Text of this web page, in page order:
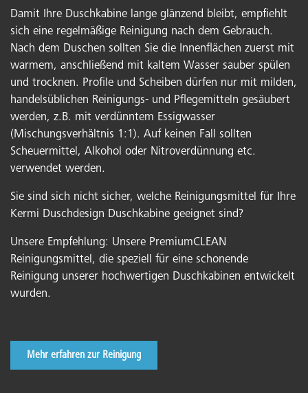
Damit Ihre Duschkabine lange glänzend bleibt, empfiehlt
sich eine regelmäßige Reinigung nach dem Gebrauch.
Nach dem Duschen sollten Sie die Innenflächen zuerst mit
warmem, anschließend mit kaltem Wasser sauber spülen
und trocknen. Profile und Scheiben dürfen nur mit milden,
handelsüblichen Reinigungs- und Pflegemitteln gesäubert
werden, z.B. mit verdünntem Essigwasser
(Mischungsverhältnis 1:1). Auf keinen Fall sollten
Scheuermittel, Alkohol oder Nitroverdünnung etc.
verwendet werden.
Sie sind sich nicht sicher, welche Reinigungsmittel für Ihre
Kermi Duschdesign Duschkabine geeignet sind?
Unsere Empfehlung: Unsere PremiumCLEAN
Reinigungsmittel, die speziell für eine schonende
Reinigung unserer hochwertigen Duschkabinen entwickelt
wurden.
Mehr erfahren zur Reinigung